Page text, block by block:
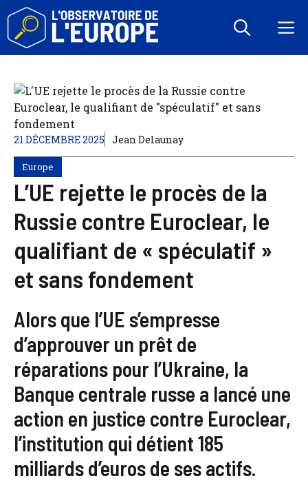
Aller
contenu
21 DÉCEMBRE 2025 Jean Delaunay
Europe
L’UE rejette le procès de la
Russie contre Euroclear, le
qualifiant de « spéculatif »
et sans fondement
Alors que l’UE s’empresse
d’approuver un prêt de
réparations pour l’Ukraine, la
Banque centrale russe a lancé une
action en justice contre Euroclear,
l’institution qui détient 185
milliards d’euros de ses actifs.